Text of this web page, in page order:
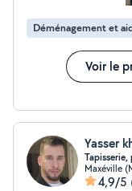
Déménagement et
Voir le
Yasser
Tapisserie,
Maxéville
4,9/5